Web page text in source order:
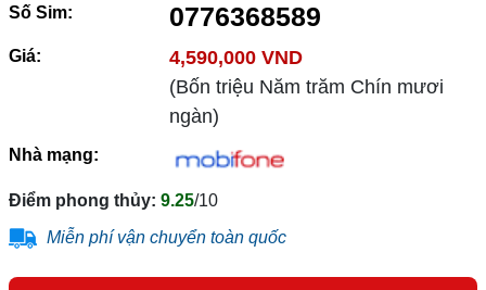
Số Sim: 0776368589
Giá:
4,590,000 VND
(Bốn triệu Năm trăm Chín mươi
ngàn)
Nhà mạng:
Điểm phong thủy: 9.25/10
Miễn phí vận chuyển toàn quốc